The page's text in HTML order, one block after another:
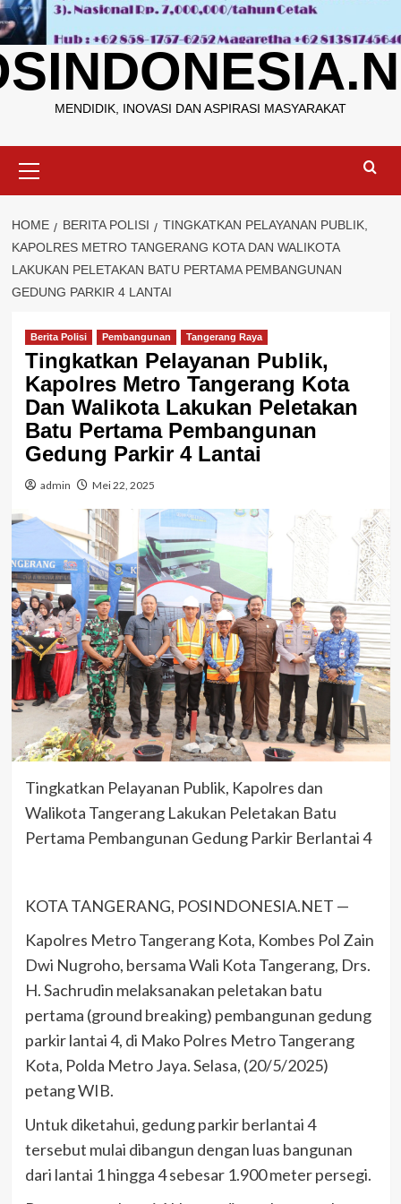
MENDIDIK, INOVASI DAN ASPIRASI MASYARAKAT
Menu
HOME BERITA POLISI
TINGKATKAN PELAYANAN PUBLIK,
KAPOLRES METRO TANGERANG KOTA DAN WALIKOTA
LAKUKAN PELETAKAN BATU PERTAMA PEMBANGUNAN
GEDUNG PARKIR 4 LANTAI
Berita Polisi Pembangunan Tangerang Raya
Tingkatkan Pelayanan Publik,
Kapolres Metro Tangerang Kota
Dan Walikota Lakukan Peletakan
Batu Pertama Pembangunan
Gedung Parkir 4 Lantai
admin Mei 22, 2025
Tingkatkan Pelayanan Publik, Kapolres dan
Walikota Tangerang Lakukan Peletakan Batu
Pertama Pembangunan Gedung Parkir Berlantai 4
KOTA TANGERANG, POSINDONESIA.NET —
Kapolres Metro Tangerang Kota, Kombes Pol Zain
Dwi Nugroho, bersama Wali Kota Tangerang, Drs.
H. Sachrudin melaksanakan peletakan batu
pertama (ground breaking) pembangunan gedung
parkir lantai 4, di Mako Polres Metro Tangerang
Kota, Polda Metro Jaya. Selasa, (20/5/2025)
petang WIB.
Untuk diketahui, gedung parkir berlantai 4
tersebut mulai dibangun dengan luas bangunan
dari lantai 1 hingga 4 sebesar 1.900 meter persegi.